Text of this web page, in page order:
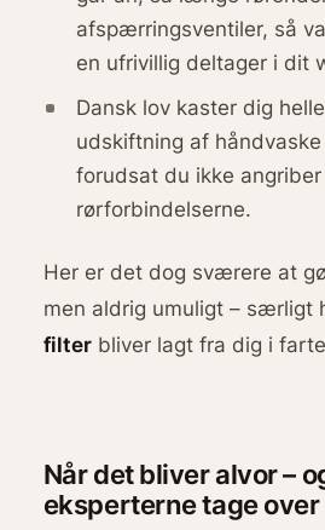
afspærringsventiler, så
en ufrivillig deltager i dit
Dansk lov kaster dig
udskiftning af
forudsat du ikke angriber
rørforbindelserne.
Her er det dog sværere at
men aldrig umuligt – særligt
filterbliver lagt fra dig i
Når det bliver alvor –
eksperterne tage over